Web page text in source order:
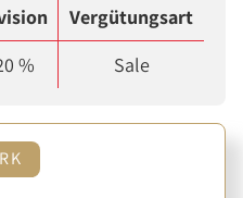
Vergütungsart
% Sale